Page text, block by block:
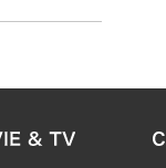
ングテー
らも、自分